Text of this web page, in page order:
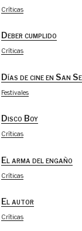
Críticas
Deber cumplido
Críticas
Días de cine en San
Festivales
Disco Boy
Críticas
El arma del engaño
Críticas
El autor
Críticas